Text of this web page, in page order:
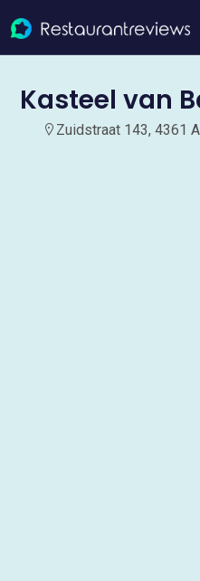
Kasteel van
Zuidstraat 143, 4361